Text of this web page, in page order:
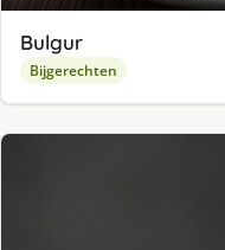
Bulgur
Bijgerechten